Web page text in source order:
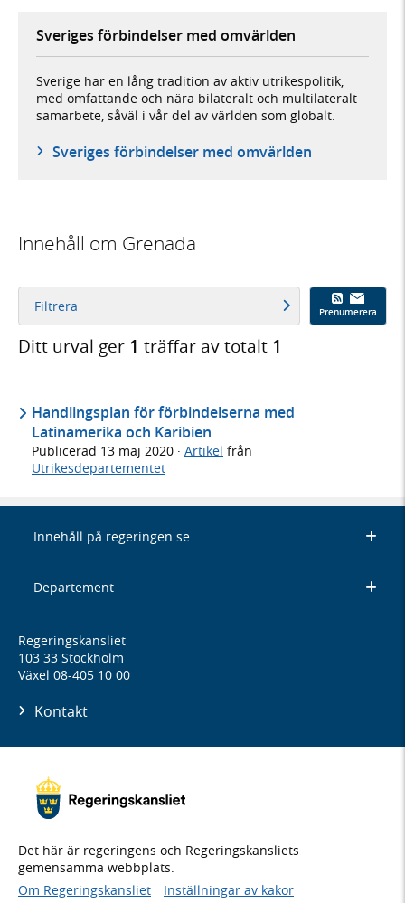
Sveriges förbindelser med omvärlden
Sverige har en lång tradition av aktiv utrikespolitik,
med omfattande och nära bilateralt och multilateralt
samarbete, såväl i vår del av världen som globalt.
Sveriges förbindelser med omvärlden
Innehåll om Grenada
Filtrera Prenumerera
Ditt urval ger 1 träffar av totalt 1
Handlingsplan för förbindelserna med
Latinamerika och Karibien
Publicerad 13 maj 2020 · Artikel från
Utrikesdepartementet
Innehåll på regeringen.se
Departement
Regeringskansliet
103 33 Stockholm
Växel 08-405 10 00
Kontakt
Det här är regeringens och Regeringskansliets
gemensamma webbplats.
Om Regeringskansliet
Inställningar av kakor